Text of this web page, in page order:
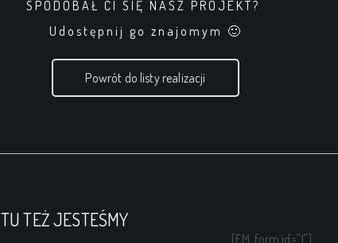
SPODOBAŁ CI SIĘ NASZ PROJEKT?
Udostępnij go znajomym 🙂
Powrót do listy realizacji
TU TEŻ JESTEŚMY
[FM_form id="1"]